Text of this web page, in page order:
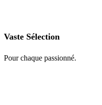
Vaste Sélection
Pour chaque passionné.